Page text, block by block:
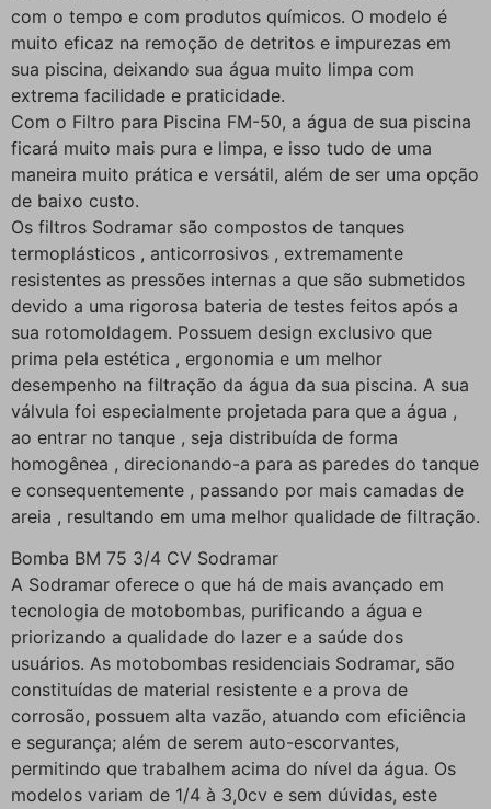
com o tempo e com produtos químicos. O modelo é
muito eficaz na remoção de detritos e impurezas em
sua piscina, deixando sua água muito limpa com
extrema facilidade e praticidade.
Com o Filtro para Piscina FM-50, a água de sua piscina
ficará muito mais pura e limpa, e isso tudo de uma
maneira muito prática e versátil, além de ser uma opção
de baixo custo.
Os filtros Sodramar são compostos de tanques
termoplásticos , anticorrosivos , extremamente
resistentes as pressões internas a que são submetidos
devido a uma rigorosa bateria de testes feitos após a
sua rotomoldagem. Possuem design exclusivo que
prima pela estética , ergonomia e um melhor
desempenho na filtração da água da sua piscina. A sua
válvula foi especialmente projetada para que a água ,
ao entrar no tanque , seja distribuída de forma
homogênea , direcionando-a para as paredes do tanque
e consequentemente , passando por mais camadas de
areia , resultando em uma melhor qualidade de filtração.
Bomba BM 75 3/4 CV Sodramar
A Sodramar oferece o que há de mais avançado em
tecnologia de motobombas, purificando a água e
priorizando a qualidade do lazer e a saúde dos
usuários. As motobombas residenciais Sodramar, são
constituídas de material resistente e a prova de
corrosão, possuem alta vazão, atuando com eficiência
e segurança; além de serem auto-escorvantes,
permitindo que trabalhem acima do nível da água. Os
modelos variam de 1/4 à 3,0cv e sem dúvidas, este